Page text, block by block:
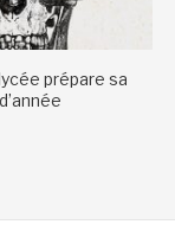
prépare sa